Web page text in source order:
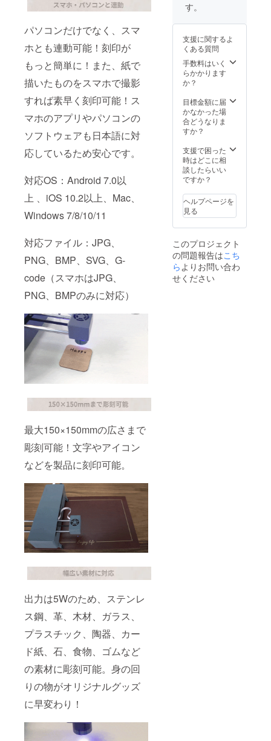
パソコンだけでなく、スマ
ホとも連動可能！刻印が
もっと簡単に！また、紙で
描いたものをスマホで撮影
すれば素早く刻印可能！ス
マホのアプリやパソコンの
ソフトウェアも日本語に対
応しているため安心です。
対応OS：Android 7.0以
上 、iOS 10.2以上、Mac、
Windows 7/8/10/11
対応ファイル：JPG、
PNG、BMP、SVG、G-
code（スマホはJPG、
PNG、BMPのみに対応）
最大150×150mmの広さまで
彫刻可能！文字やアイコン
などを製品に刻印可能。
出力は5Wのため、ステンレ
ス鋼、革、木材、ガラス、
プラスチック、陶器、カー
ド紙、石、食物、ゴムなど
の素材に彫刻可能。身の回
りの物がオリジナルグッズ
に早変わり！
ゴーグ
USB-C
ケーブ
ル×1 ・
USBメ
モリー
製ボー
ド×3 ・
クラフ
ト紙×10
イバー
×1 ・日
本語取
扱説明
す。
支援に関するよ
くある質問
手数料はいく
らかかります
か？
目標金額に届
かなかった場
合どうなりま
すか？
支援で困った
時はどこに相
談したらいい
ですか？
ヘルプページを
見る
このプロジェクト
の問題報告はこち
らよりお問い合わ
せください